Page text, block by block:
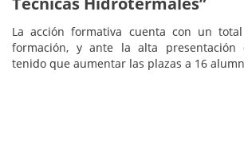
La acción formativa cuenta con un
formación, y ante la alta presentación
tenido que aumentar las plazas a 16